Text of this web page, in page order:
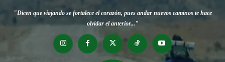
"Dicen que viajando se fortalece el corazón, pues andar nuevos caminos te hace
olvidar el anterior..."